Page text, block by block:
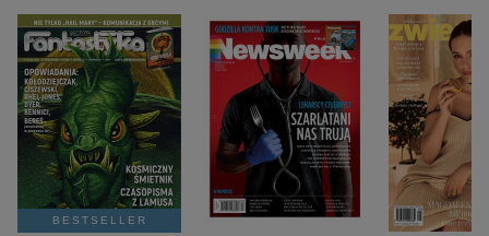
BESTSELLER